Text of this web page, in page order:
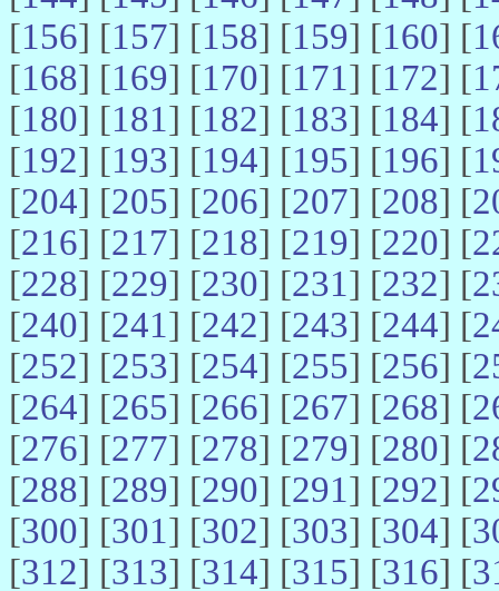
[156] [157] [158] [159] [160] [
[168] [169] [170] [171] [172] [
[180] [181] [182] [183] [184] [
[192] [193] [194] [195] [196] [
[204] [205] [206] [207] [208] [
[216] [217] [218] [219] [220] [
[228] [229] [230] [231] [232] [
[240] [241] [242] [243] [244] [
[252] [253] [254] [255] [256] [
[264] [265] [266] [267] [268] [
[276] [277] [278] [279] [280] [
[288] [289] [290] [291] [292] [
[300] [301] [302] [303] [304] [
[312] [313] [314] [315] [316] [